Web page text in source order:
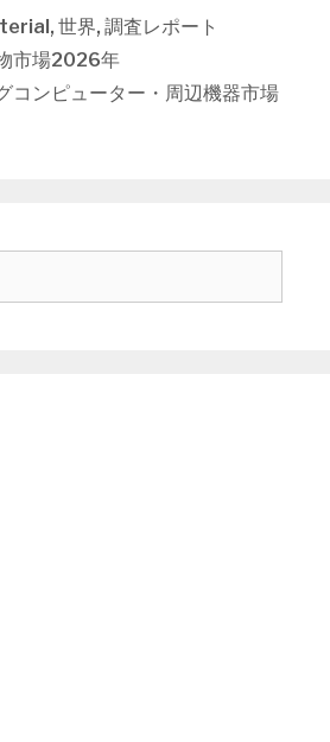
, 世界, 調査レポート
市場2026年
コンピューター・周辺機器市場